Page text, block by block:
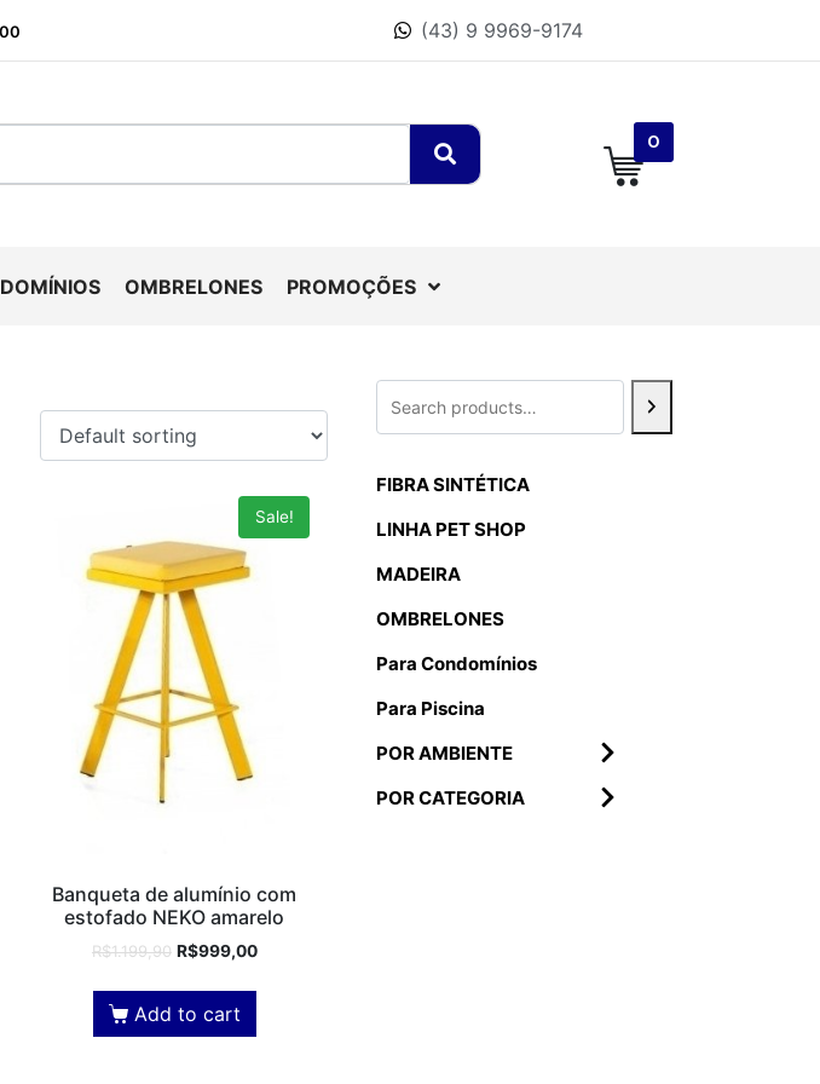
(43) 9 9969-9174
0
OMBRELONES PROMOÇÕES
Sale!
Banqueta de alumínio com
estofado NEKO amarelo
R$1.199,90 R$999,00
Add to cart
FIBRA SINTÉTICA
LINHA PET SHOP
MADEIRA
OMBRELONES
Para Condomínios
Para Piscina
POR AMBIENTE
POR CATEGORIA